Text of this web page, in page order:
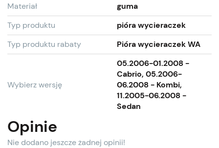
Materiał
guma
Typ produktu
pióra wycieraczek
Typ produktu rabaty
Pióra wycieraczek WA
Wybierz wersję
05.2006-01.2008 -
Cabrio, 05.2006-
06.2008 - Kombi,
11.2005-06.2008 -
Sedan
Opinie
Nie dodano jeszcze żadnej opinii!